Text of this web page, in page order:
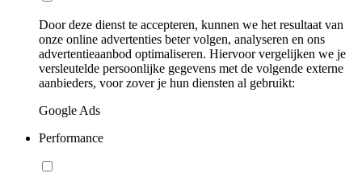
Door deze dienst te accepteren, kunnen we het resultaat van
onze online advertenties beter volgen, analyseren en ons
advertentieaanbod optimaliseren. Hiervoor vergelijken we je
versleutelde persoonlijke gegevens met de volgende externe
aanbieders, voor zover je hun diensten al gebruikt:
Google Ads
Performance